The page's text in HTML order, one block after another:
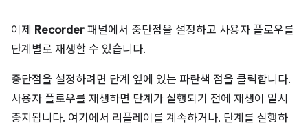
이제 Recorder 패널에서 중단점을 설정하고 사용자 플로우를
단계별로 재생할 수 있습니다.
중단점을 설정하려면 단계 옆에 있는 파란색 점을 클릭합니다.
사용자 플로우를 재생하면 단계가 실행되기 전에 재생이 일시
중지됩니다. 여기에서 리플레이를 계속하거나, 단계를 실행하